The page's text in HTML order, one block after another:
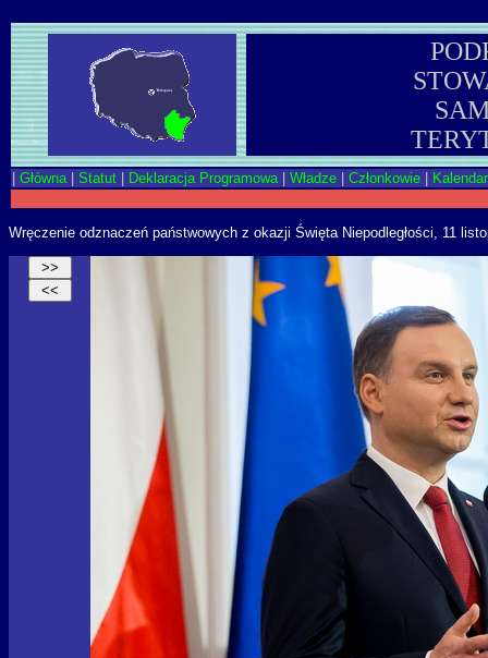
Główna| Statut Deklaracja Programowa| Władze Członkowie
Wręczenie odznaczeń państwowych z okazji Święta Niepodległości, 11